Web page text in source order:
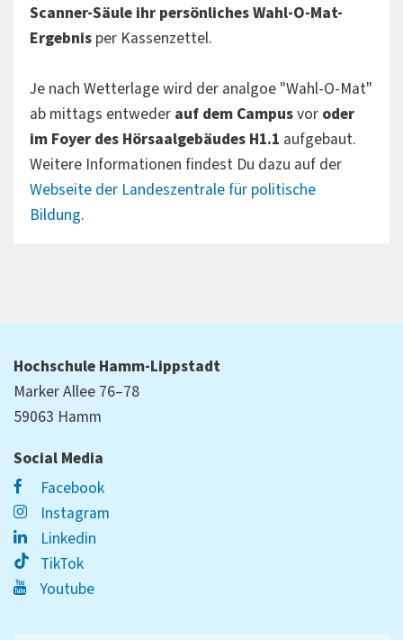
Scanner-Säule ihr persönliches Wahl-O-Mat-
Ergebnisper Kassenzettel.
Je nach Wetterlage wird der analgoe "Wahl-O-Mat"
ab mittags entweder auf dem Campusvor oder
im Foyer des Hörsaalgebäudes H1.1 aufgebaut.
Weitere Informationen findest Du dazu auf der
Webseite der Landeszentrale für politische
Bildung.
Hochschule Hamm-Lippstadt
Marker Allee 76–78
59063 Hamm
Social Media
Facebook
Instagram
Linkedin
TikTok
Youtube